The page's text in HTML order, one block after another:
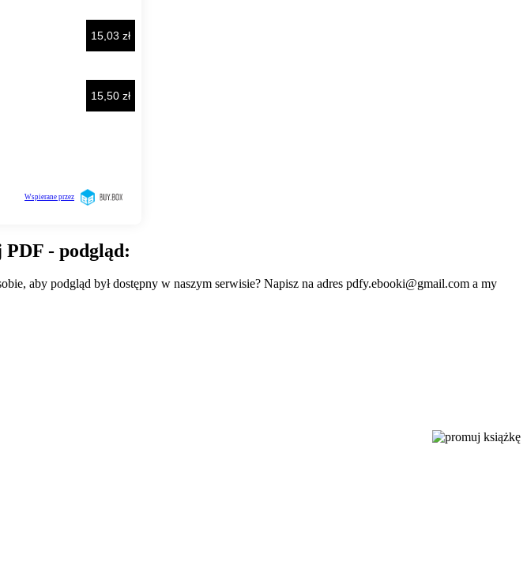
PDF - podgląd:
aby podgląd był dostępny w naszym serwisie? Napisz na adres pdfy.ebooki@gmail.com a my